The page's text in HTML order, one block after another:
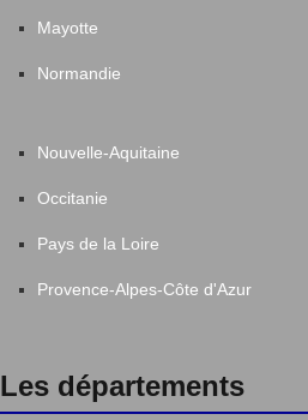
Mayotte
Normandie
Nouvelle-Aquitaine
Occitanie
Pays de la Loire
Provence-Alpes-Côte d'Azur
Les départements